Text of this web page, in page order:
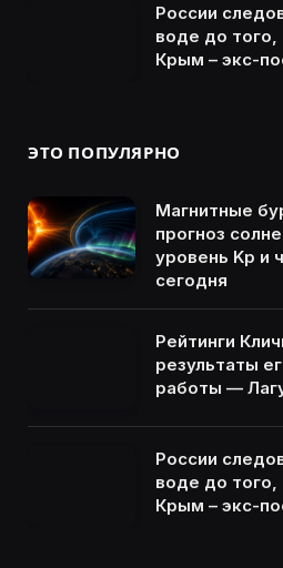
России
воде до того,
Крым – экс-
ЭТО ПОПУЛЯРНО
Магнитные
прогноз
уровень Kp и
сегодня
Рейтинги
результаты
работы —
России
воде до того,
Крым – экс-